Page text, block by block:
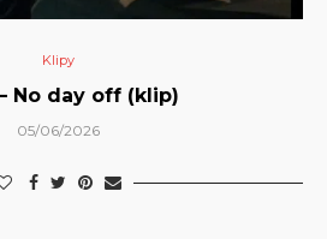
Klipy
No day off (klip)
05/06/2026